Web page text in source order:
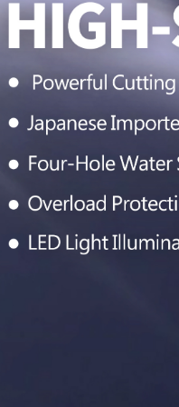
قبضة أسنان سي كيه 11 قاد عالية